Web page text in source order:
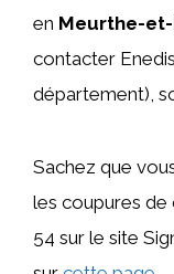
en Meurthe-
contacter
département),
Sachez que
les coupures
54 sur le site